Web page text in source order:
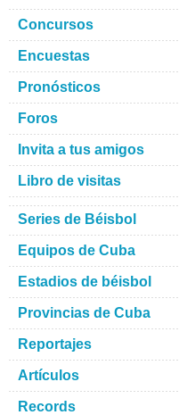
Concursos
Encuestas
Pronósticos
Foros
Invita a tus amigos
Libro de visitas
Series de Béisbol
Equipos de Cuba
Estadios de béisbol
Provincias de Cuba
Reportajes
Artículos
Records